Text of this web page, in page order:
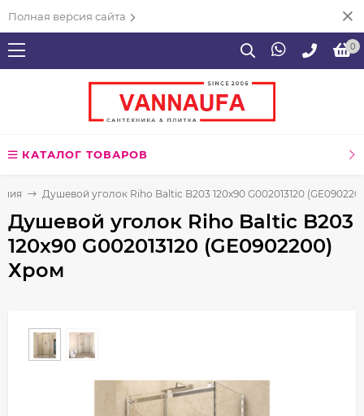
Полная версия сайта
0
КАТАЛОГ ТОВАРОВ
Душевой уголок Riho Baltic B203 120x90 G002013120
Душевой уголок Riho Baltic B203
120x90 G002013120 (GE0902200)
Хром